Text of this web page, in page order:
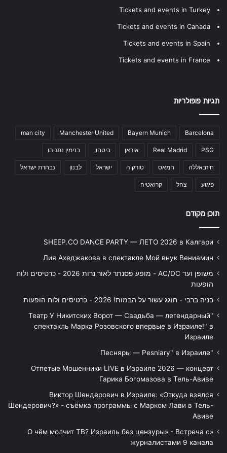
Tickets and events in Turkey
Tickets and events in Canada
Tickets and events in Spain
Tickets and events in France
תגיות פופולריות
Barcelona
Bayern Munich
Manchester United
man city
PSG
Real Madrid איראן ביטחון בנימין נתניהו
חיזבאללה חמאס טורקיה ישראל לבנון נבחרת ישראל
פיגוע צהל קרואטיה
תוכן מקודם
SHEEP.CO DANCE PARTY — ЛЕТО 2026 в Калгари
Лия Ахеджакова в спектакле Мой внук Вениамин
משופן ועד AC/DC - מופע פסנתר לאור נרות 2026 - כרטיסים ולוח
הופעות
בניה ברבי - חוגג עשור על הבמות! 2026 - כרטיסים ולוח הופעות
"Театр У Никитских Ворот — Свадьба — легендарный
спектакль Марка Розовского впервые в Израиле!" в
Израиле
"Песняры — Pesniary" в Израиле
Отпетые Мошенники LIVE в Израиле 2026 — концерт
Гарика Богомазова в Тель-Авиве
Виктор Шендерович в Израиле: «Откуда взялся
Шендерович?» - съёмка программы с Марком Лави в Тель-
Авиве
«О чём молчит ТВ? Израиль без цензуры» - Встреча с
журналистами 9 канала